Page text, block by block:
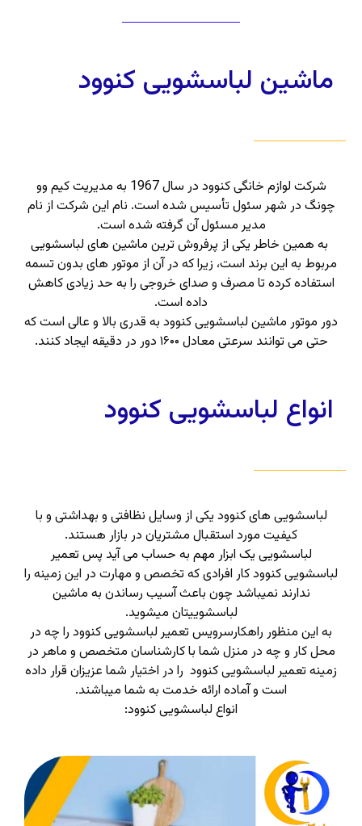
ماشین لباسشویی کنوود
شرکت لوازم خانگی کنوود در سال 1967 به مدیریت کیم وو
چونگ در شهر سئول تأسیس ‌شده است. نام این شرکت از نام
مدیر مسئول آن گرفته شده است.
به همین خاطر یکی از پرفروش ترین ماشین های لباسشویی
مربوط به این برند است، زیرا که در آن از موتور های بدون تسمه
استفاده کرده تا مصرف و صدای خروجی را به حد زیادی کاهش
داده است.
دور موتور ماشین لباسشویی کنوود به قدری بالا و عالی است که
حتی می توانند سرعتی معادل ۱۶۰۰ دور در دقیقه ایجاد کنند.
انواع لباسشویی کنوود
لباسشویی های کنوود یکی از وسایل نظافتی و بهداشتی و با
کیفیت مورد استقبال مشتریان در بازار هستند.
لباسشویی یک ابزار مهم به حساب می آید پس تعمیر
لباسشویی کنوود کار افرادی که تخصص و مهارت در این زمینه را
ندارند نمیباشد چون باعث آسیب رساندن به ماشین
لباسشوییتان میشوید.
به این منظور راهکارسرویس تعمیر لباسشویی کنوود را چه در
محل کار و چه در منزل شما با کارشناسان متخصص و ماهر در
زمینه تعمیر لباسشویی کنوود را در اختیار شما عزیزان قرار داده
است و آماده ارائه خدمت به شما میباشند.
انواع لباسشویی کنوود: